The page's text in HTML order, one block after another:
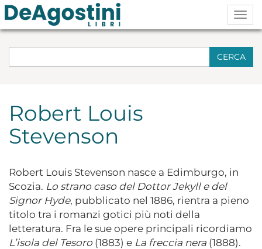
CERCA
Robert Louis
Stevenson
Robert Louis Stevenson nasce a Edimburgo, in
Scozia. Lo strano caso del Dottor Jekyll e del
Signor Hyde, pubblicato nel 1886, rientra a pieno
titolo tra i romanzi gotici più noti della
letteratura. Fra le sue opere principali ricordiamo
L’isola del Tesoro(1883) e La freccia nera (1888).